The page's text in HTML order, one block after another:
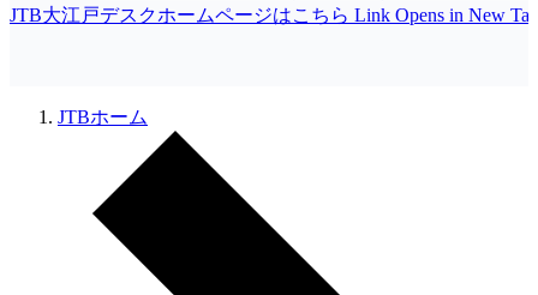
JTB大江戸デスクホームページはこちら Link Opens in New Tab
JTBホーム